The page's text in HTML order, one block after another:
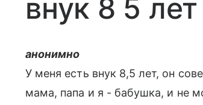
внук 8 5 лет
анонимно
У меня есть внук 8,5 лет, он
мама, папа и я - бабушка, и не